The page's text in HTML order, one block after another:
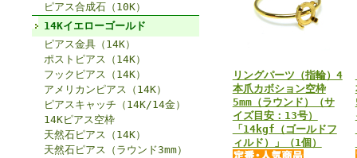
ピアス合成石（10K）
14Kイエローゴールド
ピアス金具（14K）
ポストピアス（14K）
フックピアス（14K）
アメリカンピアス（14K）
ピアスキャッチ（14K/14金）
14Kピアス空枠
天然石ピアス（14K）
天然石ピアス（ラウンド3mm）
リングパーツ（指輪）4
本爪カボション空枠
5mm（ラウンド）（サ
イズ目安：13号）
「14kgf（ゴールドフ
ィルド）」（1個）